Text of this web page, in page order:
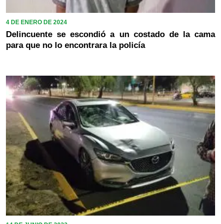
4 DE ENERO DE 2024
Delincuente se escondió a un costado de la cama
para que no lo encontrara la policía